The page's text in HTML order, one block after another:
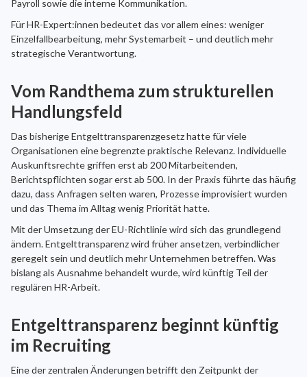
Payroll sowie die interne Kommunikation.
Für HR-Expert:innen bedeutet das vor allem eines: weniger
Einzelfallbearbeitung, mehr Systemarbeit – und deutlich mehr
strategische Verantwortung.
Vom Randthema zum strukturellen
Handlungsfeld
Das bisherige Entgelttransparenzgesetz hatte für viele
Organisationen eine begrenzte praktische Relevanz. Individuelle
Auskunftsrechte griffen erst ab 200 Mitarbeitenden,
Berichtspflichten sogar erst ab 500. In der Praxis führte das häufig
dazu, dass Anfragen selten waren, Prozesse improvisiert wurden
und das Thema im Alltag wenig Priorität hatte.
Mit der Umsetzung der EU-Richtlinie wird sich das grundlegend
ändern. Entgelttransparenz wird früher ansetzen, verbindlicher
geregelt sein und deutlich mehr Unternehmen betreffen. Was
bislang als Ausnahme behandelt wurde, wird künftig Teil der
regulären HR-Arbeit.
Entgelttransparenz beginnt künftig
im Recruiting
Eine der zentralen Änderungen betrifft den Zeitpunkt der